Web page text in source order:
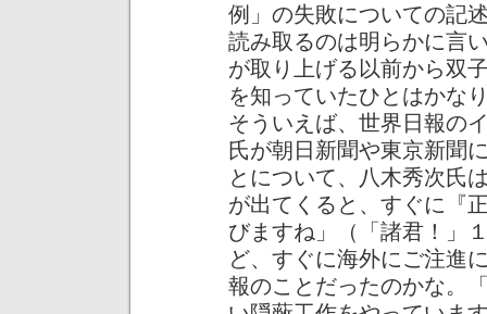
例」の失敗についての記
読み取るのは明らかに言
が取り上げる以前から双
を知っていたひとはかな
そういえば、世界日報の
氏が朝日新聞や東京新聞
とについて、八木秀次氏
が出てくると、すぐに『
びますね」（「諸君！」
ど、すぐに海外にご注進
報のことだったのかな。